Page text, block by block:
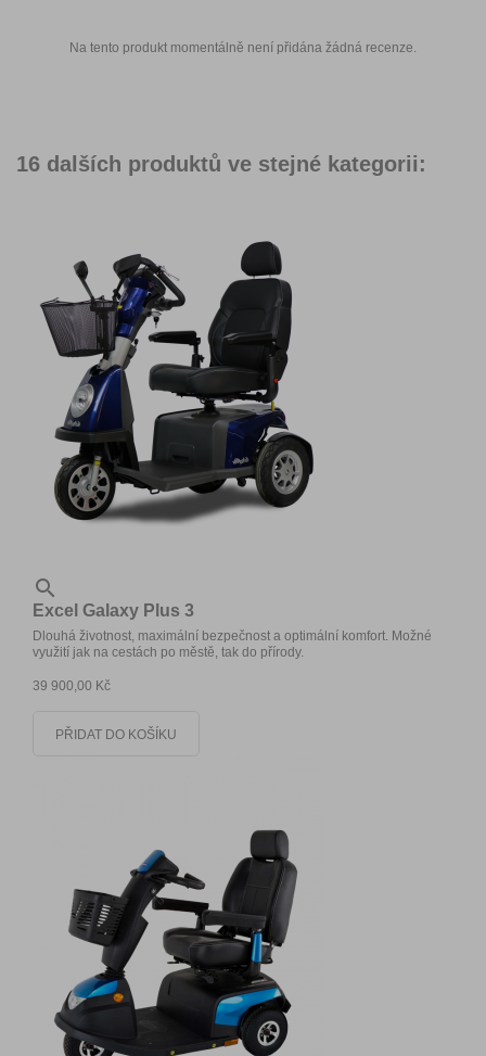
Na tento produkt momentálně není přidána žádná recenze.
16 dalších produktů ve stejné kategorii:

Excel Galaxy Plus 3
Dlouhá životnost, maximální bezpečnost a optimální komfort. Možné
využití jak na cestách po městě, tak do přírody.
39 900,00 Kč
PŘIDAT DO KOŠÍKU